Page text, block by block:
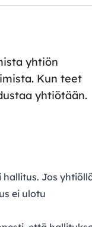
yhtiön
Kun teet
yhtiötään.
Jos
ei ulotu